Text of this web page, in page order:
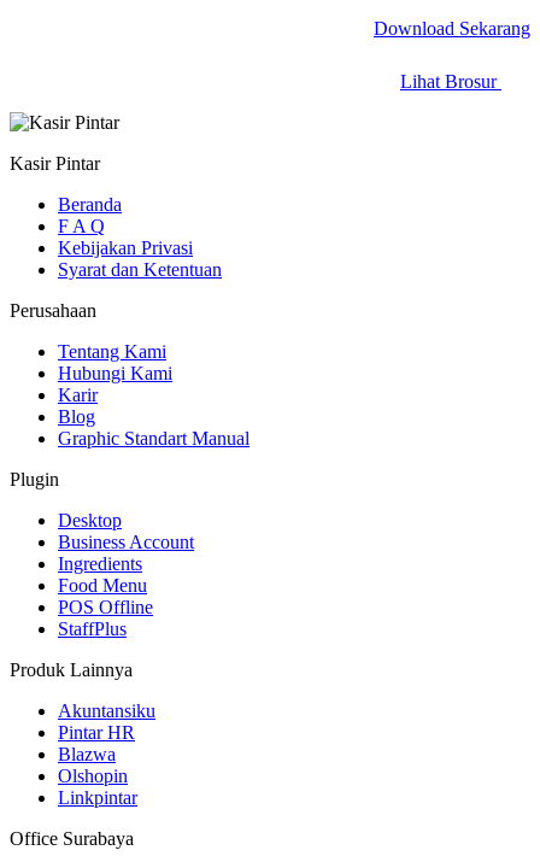
Download Sekarang
Lihat Brosur
Kasir Pintar
Beranda
F A Q
Kebijakan Privasi
Syarat dan Ketentuan
Perusahaan
Tentang Kami
Hubungi Kami
Karir
Blog
Graphic Standart Manual
Plugin
Desktop
Business Account
Ingredients
Food Menu
POS Offline
StaffPlus
Produk Lainnya
Akuntansiku
Pintar HR
Blazwa
Olshopin
Linkpintar
Office Surabaya